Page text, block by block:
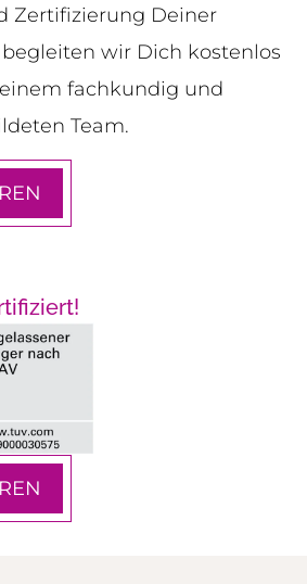
Zertifizierung Deiner
wir Dich kostenlos
fachkundig und
Team.